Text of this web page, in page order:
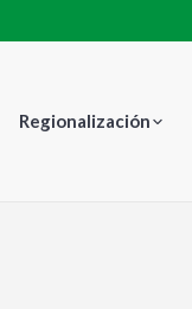
Regionalización